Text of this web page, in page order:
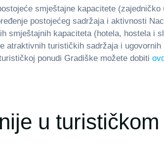
smještajne kapacitete (zajedničko
postojećeg sadržaja i aktivnosti
smještajnih kapaciteta (hotela, hostela i
atraktivnih turističkih sadržaja i ugovornih
ponudi Gradiške možete dobiti
u